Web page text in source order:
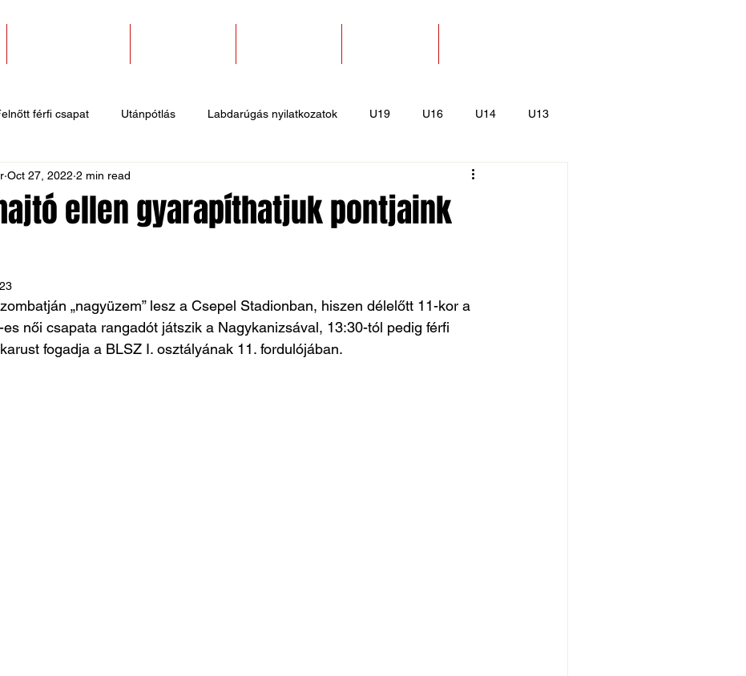
férfi csapat Utánpótlás Labdarúgás nyilatkozatok U19 U16 U14 U13
hírek Sportlövő hírek Kajak-Kenu
ellen gyarapíthatjuk pontjaink
Oct 27, 2022 2 min read
„nagyüzem” lesz a Csepel Stadionban, hiszen délelőtt 11-kor a
női csapata rangadót játszik a Nagykanizsával, 13:30-tól pedig férfi
fogadja a BLSZ I. osztályának 11. fordulójában.